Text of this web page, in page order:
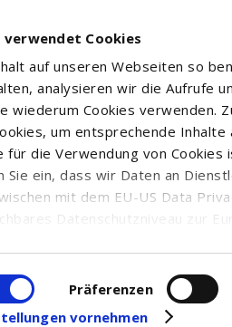
verwendet Cookies
auf unseren Webseiten so
analysieren wir die Aufrufe
wiederum Cookies verwenden.
um entsprechende Inhalte
für die Verwendung von Cookies
Sie ein, dass wir Daten an
mit dem EU-US Data
Datenschutzniveau zur
Sie auf unserer Seite zum
jederzeit widerrufen oder
Präferenzen
vornehmen